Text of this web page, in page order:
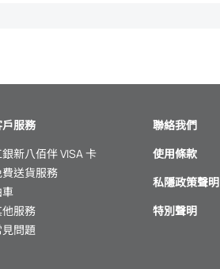
服務
新八佰伴 VISA 卡
費送貨服務
車
服務
見問題
聯絡我們
使用條款
私隱政策聲明
特別聲明